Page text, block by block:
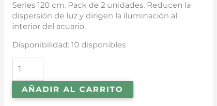
Series 120 cm. Pack de 2 unidades. Reducen la
dispersión de luz y dirigen la iluminación al
interior del acuario.
Disponibilidad: 10 disponibles
AÑADIR AL CARRITO